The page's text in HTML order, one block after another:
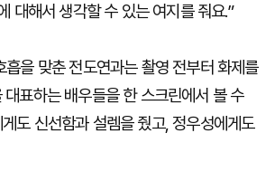
대해서 생각할 수 있는 여지를 줘요.”
흡을 맞춘 전도연과는 촬영 전부터 화제를
대표하는 배우들을 한 스크린에서 볼 수
도 신선함과 설렘을 줬고, 정우성에게도